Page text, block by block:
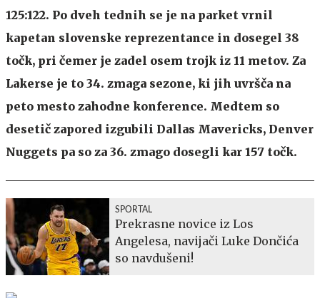
125:122. Po dveh tednih se je na parket vrnil
kapetan slovenske reprezentance in dosegel 38
točk, pri čemer je zadel osem trojk iz 11 metov. Za
Lakerse je to 34. zmaga sezone, ki jih uvršča na
peto mesto zahodne konference. Medtem so
desetič zapored izgubili Dallas Mavericks, Denver
Nuggets pa so za 36. zmago dosegli kar 157 točk.
SPORTAL
Prekrasne novice iz Los
Angelesa, navijači Luke Dončića
so navdušeni!